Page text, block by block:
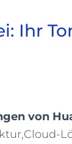
Ihr
von
Cloud-